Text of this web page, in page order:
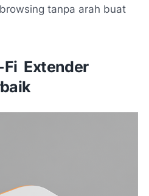
tanpa arah buat
Extender